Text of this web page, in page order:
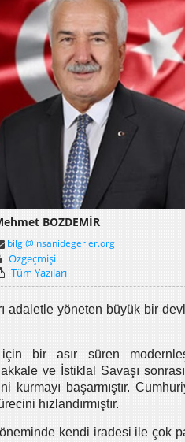
BOZDEMİR
bilgi@insanidegerler.org
Özgeçmişi
Tüm Yazıları
adaletle yöneten büyük bir
bir asır süren
ve İstiklal Savaşı
başarmıştır.
hızlandırmıştır.
kendi iradesi ile çok